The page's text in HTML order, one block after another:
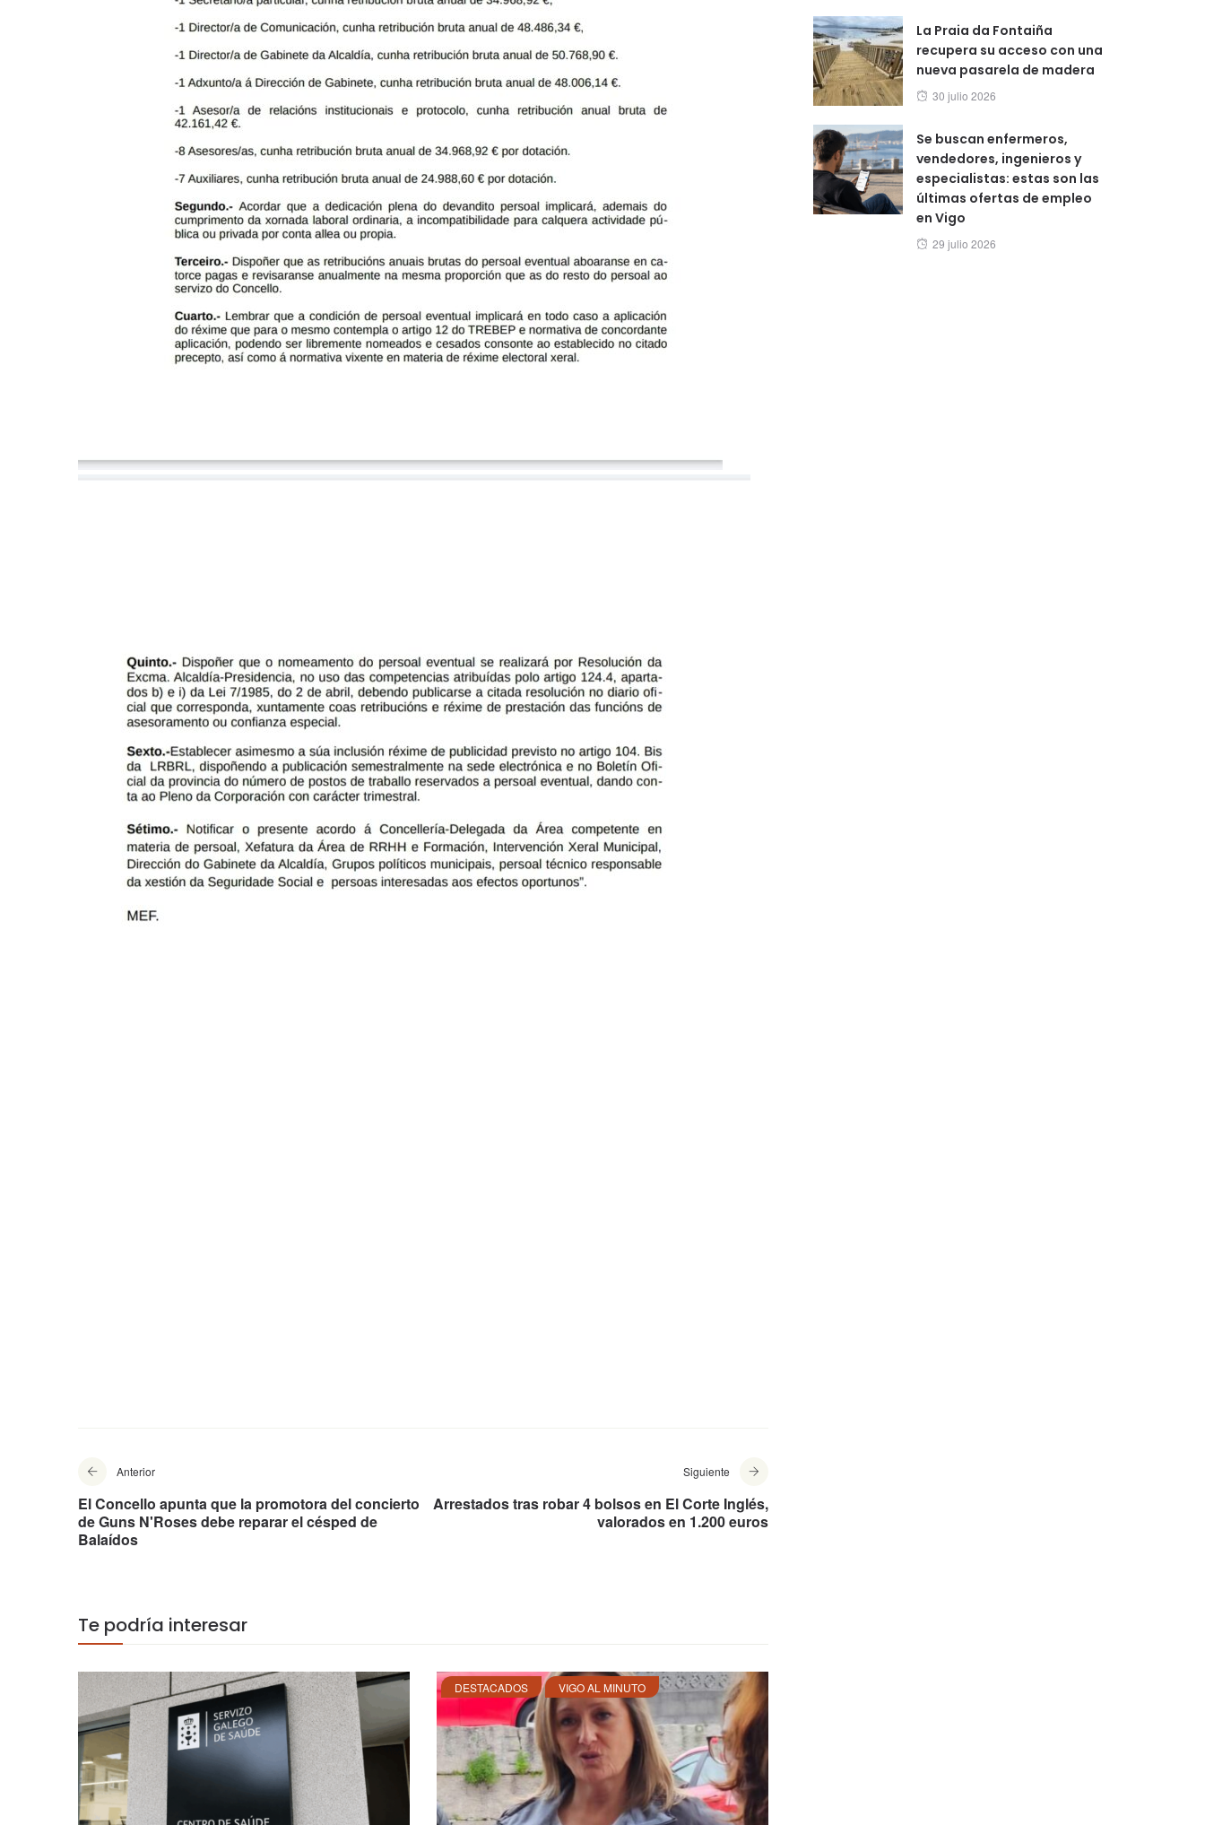
Anterior
El Concello apunta que la promotora del concierto
de Guns N'Roses debe reparar el césped de
Balaídos
Siguiente
Arrestados tras robar 4 bolsos en El Corte Inglés,
valorados en 1.200 euros
Te podría interesar
DESTACADOS VIGO AL MINUTO
La Praia da Fontaiña
recupera su acceso con una
nueva pasarela de madera
Posted
30 julio 2026
Se buscan enfermeros,
vendedores, ingenieros y
especialistas: estas son las
últimas ofertas de empleo
en Vigo
Posted
29 julio 2026